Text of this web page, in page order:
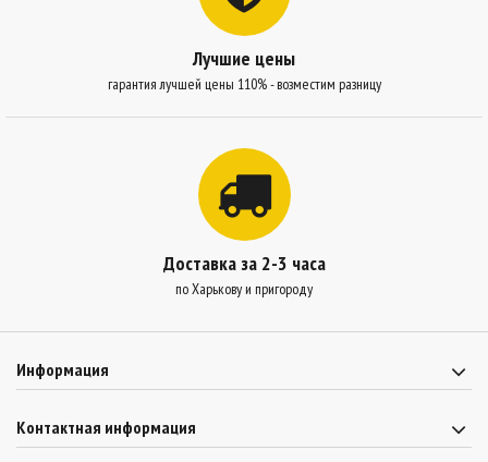
Лучшие цены
гарантия лучшей цены 110% - возместим разницу
Доставка за 2-3 часа
по Харькову и пригороду
Информация
Контактная информация